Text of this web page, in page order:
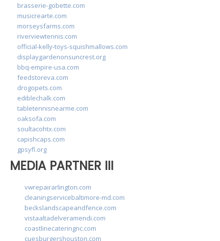
brasserie-gobette.com
musicrearte.com
morseysfarms.com
riverviewtennis.com
official-kelly-toys-squishmallows.com
displaygardenonsuncrest.org
bbq-empire-usa.com
feedstoreva.com
drogopets.com
ediblechalk.com
tabletennisnearme.com
oaksofa.com
soultacohtx.com
capishcaps.com
gpsyfl.org
MEDIA PARTNER III
vwrepairarlington.com
cleaningservicebaltimore-md.com
beckslandscapeandfence.com
vistaaltadelveramendi.com
coastlinecateringnc.com
cuesburgershouston.com